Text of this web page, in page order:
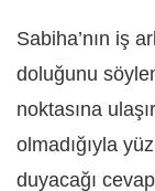
Sabiha’nın iş
doluğunu
noktasına
olmadığıyla
duyacağı